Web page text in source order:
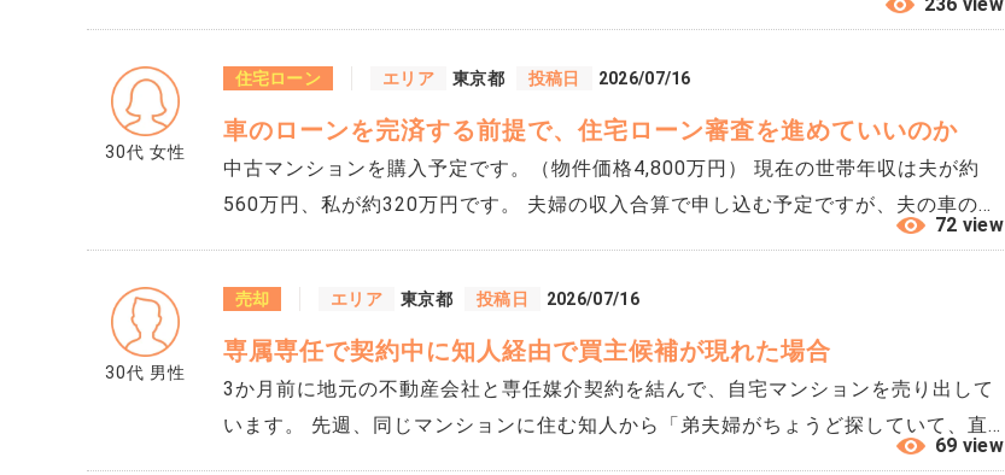
出し、まったく譲りません。 確かに最後の2年は同居して介護していましたが、ヘル
万円ほどあるのですが、それでは到底法定相続分には足りません。 寄与分はどこまで
認められるものなのでしょうか。 また、長男の主張をそのまま受け入れずに、公平に
分割する方法はありますか。 遺言書はなく、葬儀の段取りも長男が仕切ったため、私
と妹は何も知らされていません。 家庭裁判所に調停を申し立てる以外に、まずできる
30代 女性
住宅ローン エリア 東京都 投稿日 2026/07/16
72 view
車のローンを完済する前提で、住宅ローン審査を進めていいのか
中古マンションを購入予定です。（物件価格4,800万円） 現在の世帯年収は夫が約
560万円、私が約320万円です。 夫婦の収入合算で申し込む予定ですが、夫の車のロ
すくなるなら先に完済しようと言っているのですが、審査にどの程度影響するのでし
ょうか。 また、完済して貯金が少なくなることも、住宅ローン審査ではマイナスに見
られるのでしょうか。
30代 男性
売却 エリア 東京都 投稿日 2026/07/16
69 view
専属専任で契約中に知人経由で買主候補が現れた場合
3か月前に地元の不動産会社と専任媒介契約を結んで、自宅マンションを売り出して
います。 先週、同じマンションに住む知人から「弟夫婦がちょうど探していて、直接
話してみないか」と声をかけられました。 深く考えず、スーモの掲載ページのリンク